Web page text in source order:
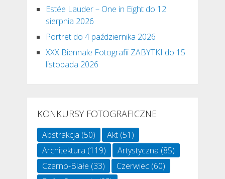
Estée Lauder – One in Eight do 12
sierpnia 2026
Portret do 4 października 2026
XXX Biennale Fotografii ZABYTKI do 15
listopada 2026
KONKURSY FOTOGRAFICZNE
Abstrakcja (50) Akt(51)
Architektura (119) Artystyczna (85)
Czarno-Białe (33) Czerwiec(60)